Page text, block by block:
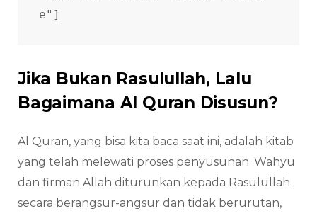
e"]
Jika Bukan Rasulullah, Lalu
Bagaimana Al Quran Disusun?
Al Quran, yang bisa kita baca saat ini, adalah kitab
yang telah melewati proses penyusunan. Wahyu
dan firman Allah diturunkan kepada Rasulullah
secara berangsur-angsur dan tidak berurutan,